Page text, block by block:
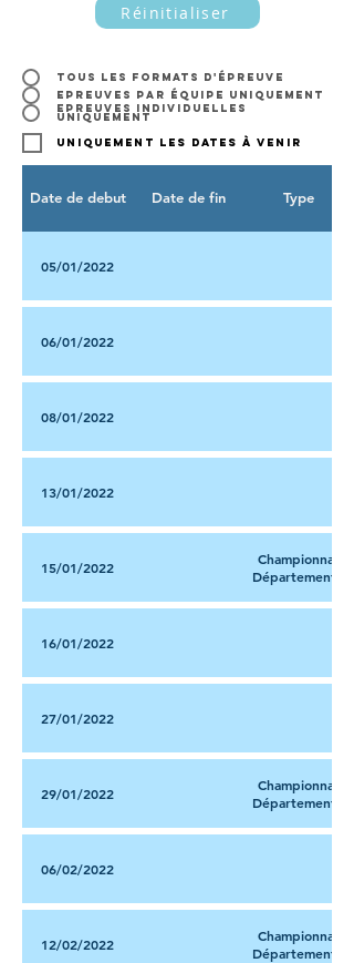
Réinitialiser
Tous les formats d'épreuve
Epreuves par équipe uniquement
Epreuves individuelles
uniquement
Uniquement les dates à venir
Date de debut Date de fin Type
05/01/2022
06/01/2022
08/01/2022
13/01/2022
15/01/2022
Championnat
Départemental
16/01/2022
27/01/2022
29/01/2022
Championnat
Départemental
06/02/2022
12/02/2022
Championnat
Départemental